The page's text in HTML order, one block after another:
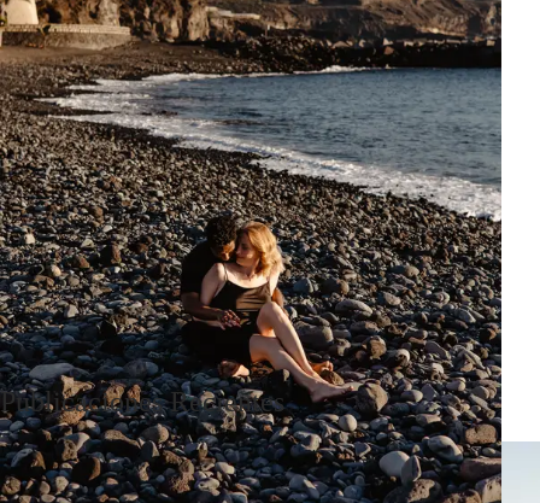
Publicaciones Recientes